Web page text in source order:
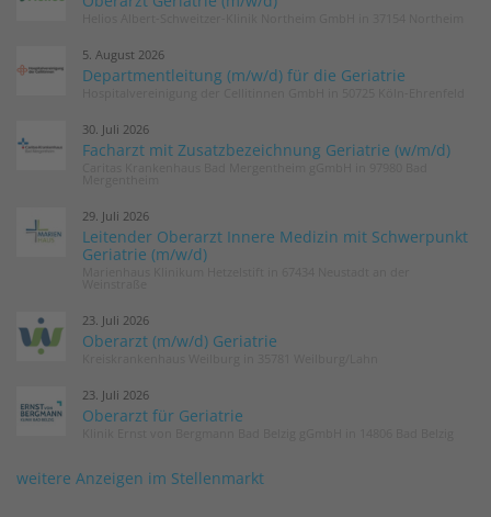
5. August 2026
Departmentleitung (m/w/d) für die Geriatrie
30. Juli 2026
Facharzt mit Zusatzbezeichnung Geriatrie (w/m/d)
29. Juli 2026
Leitender Oberarzt Innere Medizin mit Schwerpunkt
Geriatrie (m/w/d)
23. Juli 2026
Oberarzt (m/w/d) Geriatrie
23. Juli 2026
Oberarzt für Geriatrie
weitere Anzeigen im Stellenmarkt